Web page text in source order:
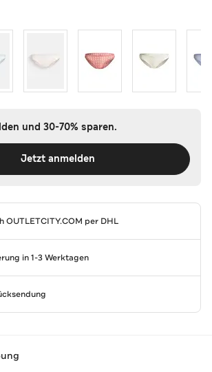
und 30-70% sparen.
Jetzt anmelden
OUTLETCITY.COM per DHL
in 1-3 Werktagen